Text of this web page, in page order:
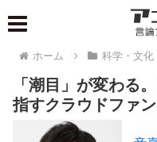
ホーム 科学・文化
「潮目」が変わる
指すクラウドファ